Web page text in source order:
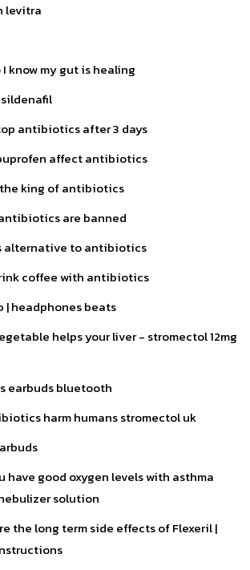
levitra
I know my gut is healing
sildenafil
antibiotics after 3 days
affect antibiotics
the king of antibiotics
are banned
alternative to antibiotics
coffee with antibiotics
| headphones beats
helps your liver - stromectol 12mg
earbuds bluetooth
harm humans stromectol uk
have good oxygen levels with asthma
solution
the long term side effects of Flexeril |